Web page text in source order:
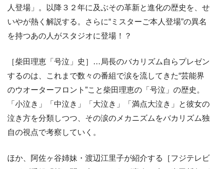
人登場」。以降３２年に及ぶその革新と進化の歴史を、せ
いやが熱く解説する。さらに“ミスターご本人登場”の異名
を持つあの人がスタジオに登場！？
［柴田理恵「号泣」史］…局長のバカリズム自らプレゼン
するのは、これまで数々の番組で涙を流してきた“芸能界
のウオーターフロント”こと柴田理恵の「号泣」の歴史。
「小泣き」「中泣き」「大泣き」「満点大泣き」と彼女の
泣き方を分類しつつ、その涙のメカニズムをバカリズム独
自の視点で考察していく。
ほか、阿佐ヶ谷姉妹・渡辺江里子が紹介する［フジテレビ